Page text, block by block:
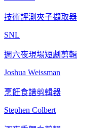
技術評測夾子擷取器
SNL
週六夜現場短劇剪輯
Joshua Weissman
烹飪食譜剪輯器
Stephen Colbert